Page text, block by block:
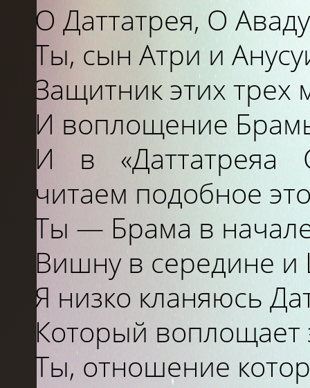
O Даттатрея, O
Ты, сын Атрии
Защитник этих трех
И воплощение
И в «Даттатреяа
читаем подобное
Ты — Брама в
Вишнув середине и
Я низко кланяюсь
Который воплощает
Ты, отношение